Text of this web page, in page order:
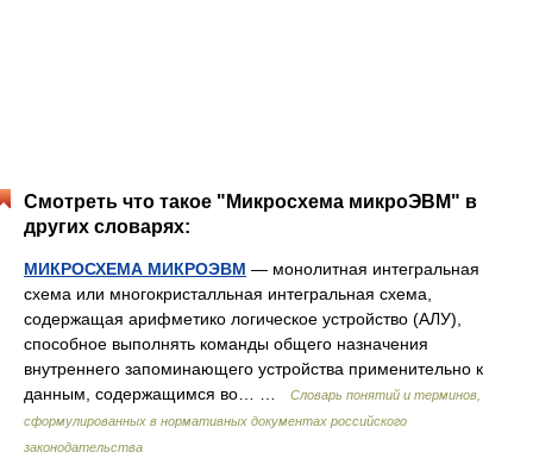
Смотреть что такое "Микросхема микроЭВМ" в
других словарях:
МИКРОСХЕМА МИКРОЭВМ — монолитная интегральная
схема или многокристалльная интегральная схема,
содержащая арифметико логическое устройство (АЛУ),
способное выполнять команды общего назначения
внутреннего запоминающего устройства применительно к
данным, содержащимся во… …
Словарь понятий и терминов,
сформулированных в нормативных документах российского
законодательства